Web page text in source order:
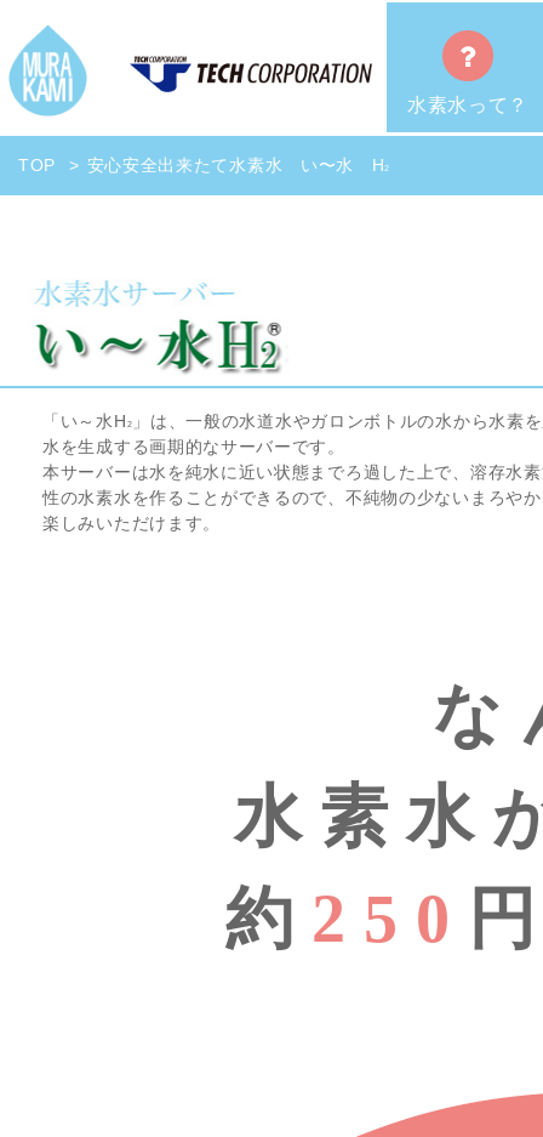
水素水って？
TOP 安心安全出来たて水素水 い〜水 H2
「い～水H 2
」は、一般の水道水やガロンボトルの水から水素
水を生成する画期的なサーバーです。
本サーバーは水を純水に近い状態までろ過した上で、溶存水
性の水素水を作ることができるので、不純物の少ないまろや
楽しみいただけます。
な
水素水
約 250